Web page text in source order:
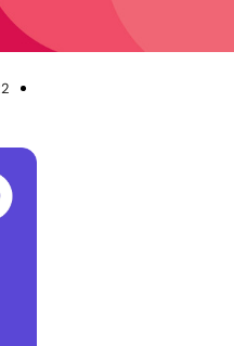
Wikimedia Commons, ed. KP